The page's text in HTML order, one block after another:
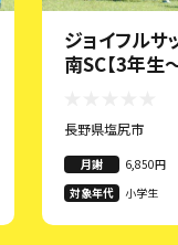
ジョイフルサ
南SC【3年生
長野県塩尻市
月謝
6,850円
対象年代
小学生